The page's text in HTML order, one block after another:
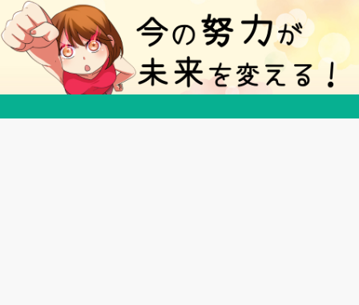
５分で得する豆知識ブログ